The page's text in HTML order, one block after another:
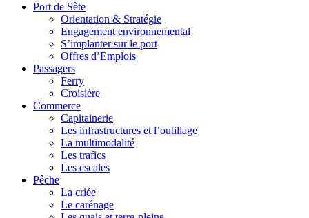
Port de Sète
Orientation & Stratégie
Engagement environnemental
S’implanter sur le port
Offres d’Emplois
Passagers
Ferry
Croisière
Commerce
Capitainerie
Les infrastructures et l’outillage
La multimodalité
Les trafics
Les escales
Pêche
La criée
Le carénage